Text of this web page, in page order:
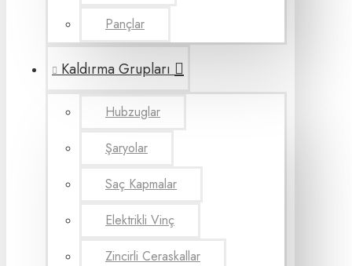
Pançlar
Kaldırma Grupları
Hubzuglar
Şaryolar
Saç Kapmalar
Elektrikli Vinç
Zincirli Ceraskallar